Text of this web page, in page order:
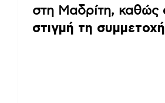
στη Μαδρίτη, καθώς
στιγμή τη